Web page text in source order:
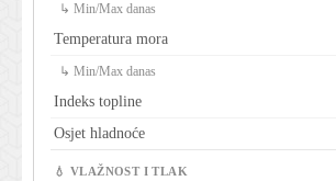
↳ Min/Max danas
Temperatura mora
↳ Min/Max danas
Indeks topline
Osjet hladnoće
💧 VLAŽNOST I TLAK